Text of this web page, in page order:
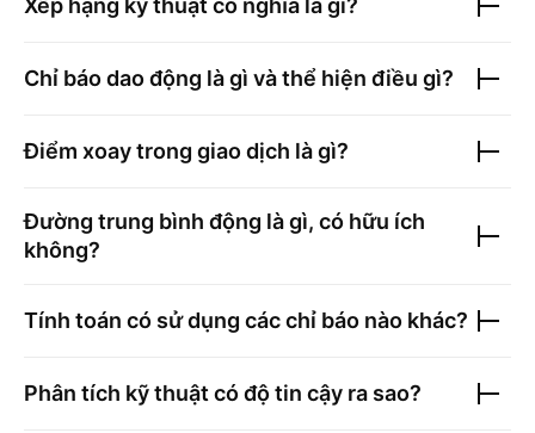
Xếp hạng kỹ thuật có nghĩa là gì?
Chỉ báo dao động là gì và thể hiện điều gì?
Điểm xoay trong giao dịch là gì?
Đường trung bình động là gì, có hữu ích
không?
Tính toán có sử dụng các chỉ báo nào khác?
Phân tích kỹ thuật có độ tin cậy ra sao?